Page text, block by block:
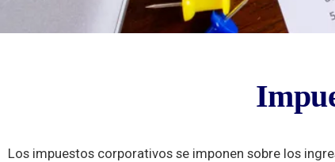
Los impuestos corporativos se imponen sobre los